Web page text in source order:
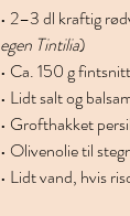
• 2–3 dl kraftig
egen Tintilia)
• Ca. 150 g
• Lidt salt og
• Grofthakket
• Olivenolie til
• Lidt vand, hvis